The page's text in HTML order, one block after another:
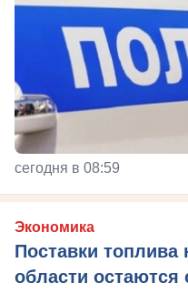
сегодня в 08:59
Экономика
Поставки
области